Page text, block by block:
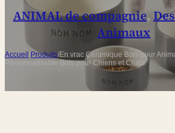
ANIMAL de compagnie,
Animaux
Accueil /Produits/En vrac Céramique Bols pour
Personnalisable Bols pour Chiens et Chats